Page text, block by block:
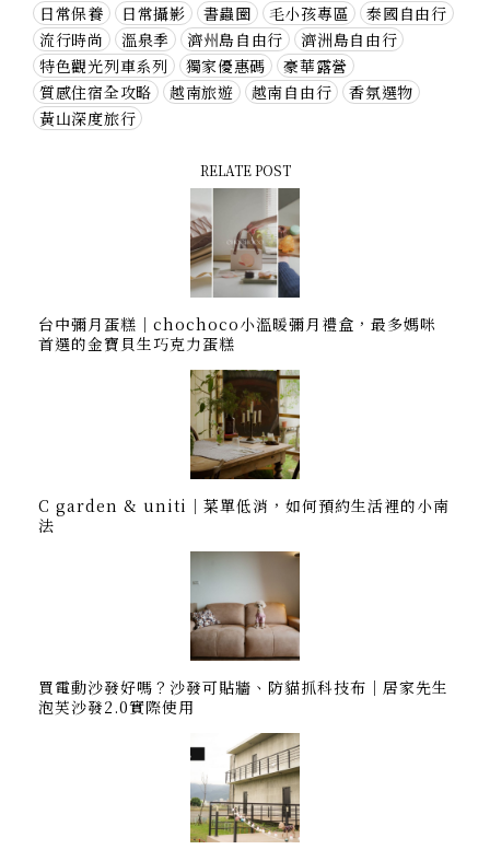
日常保養
日常攝影 書蟲圈 毛小孩專區
泰國自由行
流行時尚
溫泉季 濟州島自由行
濟洲島自由行
特色觀光列車系列
獨家優惠碼
豪華露營
質感住宿全攻略
越南旅遊 越南自由行
香氛選物
黃山深度旅行
RELATE POST
台中彌月蛋糕｜chochoco小溫暖彌月禮盒，最多媽咪
首選的金寶貝生巧克力蛋糕
C garden & uniti｜菜單低消，如何預約生活裡的小南
法
買電動沙發好嗎？沙發可貼牆、防貓抓科技布｜居家先生
泡芙沙發2.0實際使用